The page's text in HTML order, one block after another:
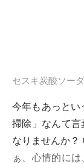
セスキ炭酸ソー
今年もあっとい
掃除」 なんて言
なりませんか？
ぁ、心情的に